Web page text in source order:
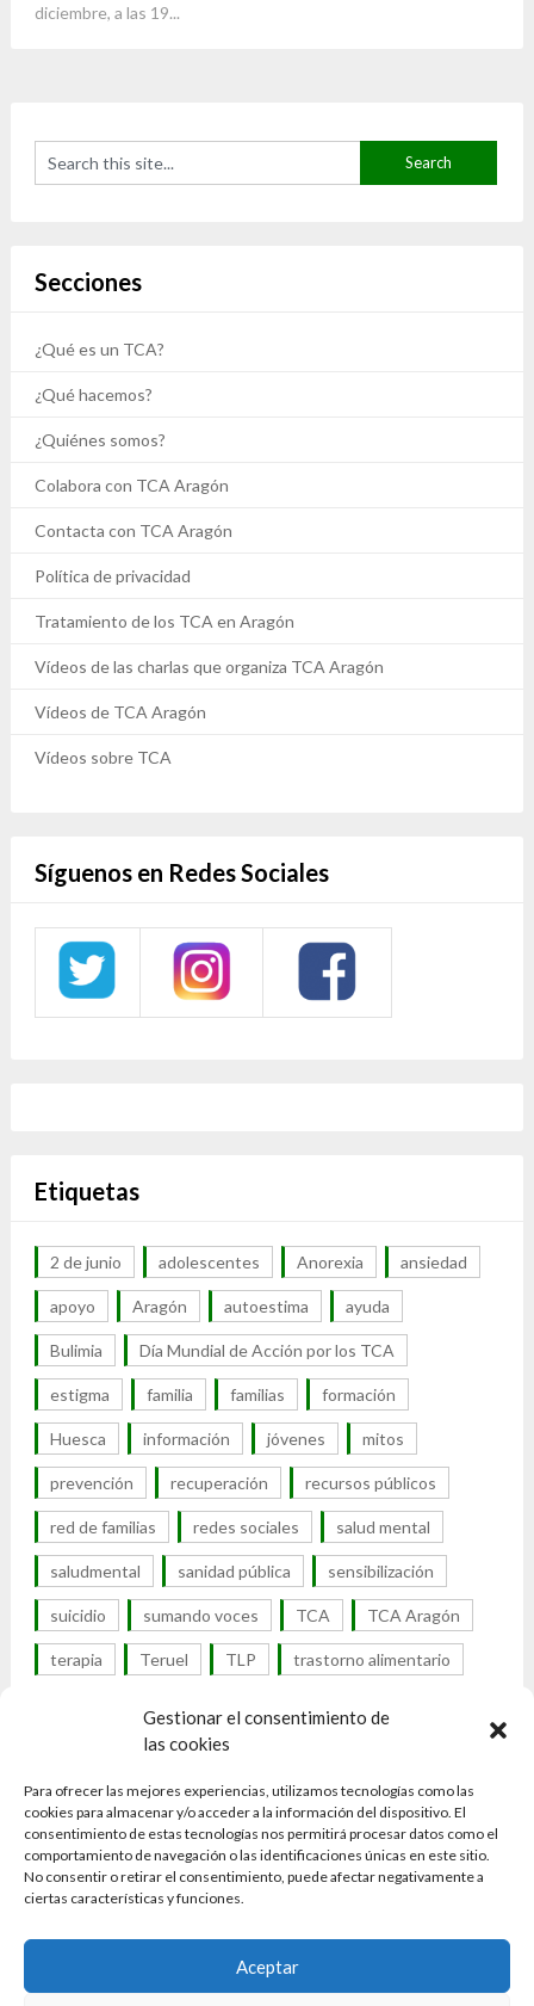
Gestionar el consentimiento de
las cookies
Para ofrecer las mejores experiencias, utilizamos tecnologías como las
cookies para almacenar y/o acceder a la información del dispositivo. El
consentimiento de estas tecnologías nos permitirá procesar datos como el
comportamiento de navegación o las identificaciones únicas en este sitio.
No consentir o retirar el consentimiento, puede afectar negativamente a
ciertas características y funciones.
Aceptar
diciembre, a las 19...
Secciones
¿Qué es un TCA?
¿Qué hacemos?
¿Quiénes somos?
Colabora con TCA Aragón
Contacta con TCA Aragón
Política de privacidad
Tratamiento de los TCA en Aragón
Vídeos de las charlas que organiza TCA Aragón
Vídeos de TCA Aragón
Vídeos sobre TCA
Síguenos en Redes Sociales
Etiquetas
2 de junio adolescentes Anorexia ansiedad
apoyo Aragón autoestima ayuda
Bulimia Día Mundial de Acción por los TCA
estigma familia familias formación
Huesca información jóvenes mitos
prevención recuperación recursos públicos
red de familias redes sociales salud mental
saludmental sanidad pública sensibilización
suicidio sumando voces TCA TCA Aragón
terapia Teruel TLP trastorno alimentario
trastorno por atracón
trastornos alimenticios
trastornos de la conducta alimentaria tratamiento
UTCA visibilidad visibilidad TCA Zaragoza